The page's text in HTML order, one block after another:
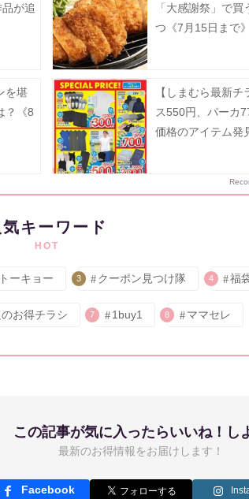
が追
「大感謝祭」で
つ《7月15日まで》
を堪
？《8
【しまむら最新
ス550円、パーカ
価格のアイテム発
キーワード
HOT
ーキョー 3 クーポン見つけ隊 4 福
お得チラシ 7 1buy1 8 ママセレ
この記事が気に入ったらいいね！し
最新のお得情報をお届けします！
Facebook